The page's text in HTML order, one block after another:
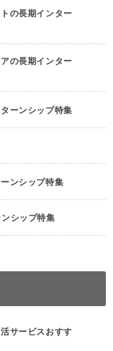
の長期インター
の長期インター
ーンシップ特集
ンシップ特集
シップ特集
サービスおすす